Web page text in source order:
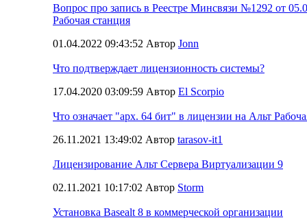
Вопрос про запись в Реестре Минсвязи №1292 от
Рабочая станция
01.04.2022 09:43:52 Автор Jonn
Что подтверждает лицензионность системы?
17.04.2020 03:09:59 Автор El Scorpio
Что означает "арх. 64 бит" в лицензии на Альт
26.11.2021 13:49:02 Автор tarasov-it1
Лицензирование Альт Сервера Виртуализации 9
02.11.2021 10:17:02 Автор Storm
Установка Basealt 8 в коммерческой организации